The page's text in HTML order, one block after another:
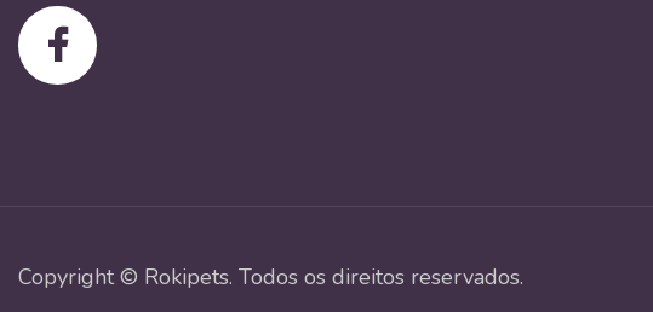
Copyright © Rokipets. Todos os direitos reservados.